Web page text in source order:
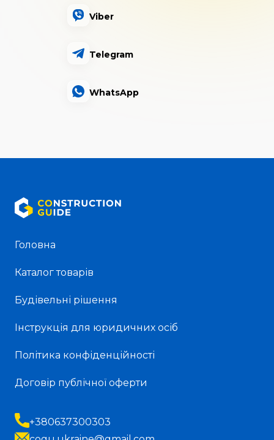
Viber
Telegram
WhatsApp
Головна
Каталог товарів
Будівельні рішення
Інструкція для юридичних осіб
Політика конфіденційності
Договір публічної оферти
+380637300303